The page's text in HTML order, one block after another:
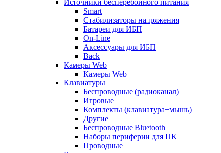
Источники бесперебойного питания
Smart
Стабилизаторы напряжения
Батареи для ИБП
On-Line
Аксессуары для ИБП
Back
Камеры Web
Камеры Web
Клавиатуры
Беспроводные (радиоканал)
Игровые
Комплекты (клавиатура+мышь)
Другие
Беспроводные Bluetooth
Наборы периферии для ПК
Проводные